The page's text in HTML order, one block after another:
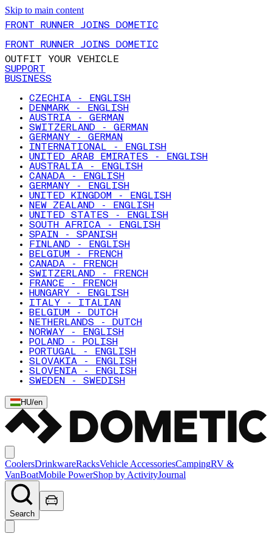
Skip to main content
FRONT RUNNER JOINS DOMETIC
FRONT RUNNER JOINS DOMETIC
OUTFIT YOUR VEHICLE
SUPPORT
BUSINESS
CZECHIA - ENGLISH
DENMARK - ENGLISH
AUSTRIA - GERMAN
SWITZERLAND - GERMAN
GERMANY - GERMAN
INTERNATIONAL - ENGLISH
UNITED ARAB EMIRATES - ENGLISH
AUSTRALIA - ENGLISH
CANADA - ENGLISH
GERMANY - ENGLISH
UNITED KINGDOM - ENGLISH
NEW ZEALAND - ENGLISH
UNITED STATES - ENGLISH
SOUTH AFRICA - ENGLISH
SPAIN - SPANISH
FINLAND - ENGLISH
BELGIUM - FRENCH
CANADA - FRENCH
SWITZERLAND - FRENCH
FRANCE - FRENCH
HUNGARY - ENGLISH
ITALY - ITALIAN
BELGIUM - DUTCH
NETHERLANDS - DUTCH
NORWAY - ENGLISH
POLAND - POLISH
PORTUGAL - ENGLISH
SLOVAKIA - ENGLISH
SLOVENIA - ENGLISH
SWEDEN - SWEDISH
HU/en
CoolersDrinkwareRacksVehicle AccessoriesCampingRV &
VanBoatMobile PowerShop by ActivityJournal
Search